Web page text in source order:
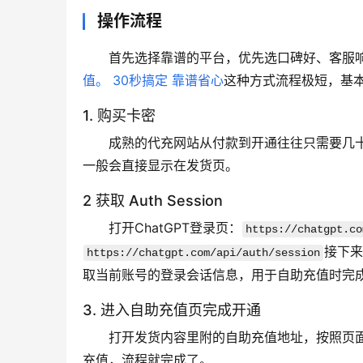
操作流程
首先选择靠谱的平台，优先选口碑好、客
值。 30秒搞定 靠谱省心这种方式流程极短，基
1. 购买卡密
成熟的代充网站从付款到开通往往只需要
一般会直接显示在发货页。
2 获取 Auth Session
打开ChatGPT登录页：
https://
https://chatgpt.com/api/auth/session 接下
取当前账号的登录会话信息，用于自助充值时完
3. 进入自助充值页完成开通
打开发货内容里附的自助充值地址，按照